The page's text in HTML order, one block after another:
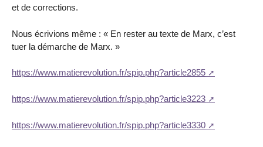
et de corrections.
Nous écrivions même : « En rester au texte de Marx, c’est
tuer la démarche de Marx. »
https://www.matierevolution.fr/spip.php?article2855
https://www.matierevolution.fr/spip.php?article3223
https://www.matierevolution.fr/spip.php?article3330